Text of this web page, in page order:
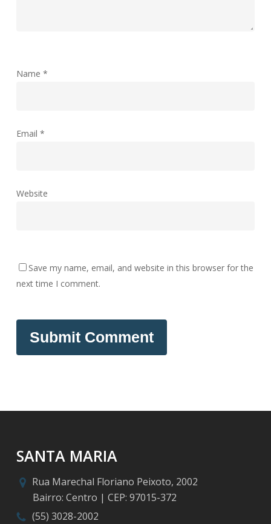
Name *
Email *
Website
Save my name, email, and website in this browser for the
next time I comment.
SANTA MARIA
Rua Marechal Floriano Peixoto, 2002
Bairro: Centro | CEP: 97015-372
(55) 3028-2002